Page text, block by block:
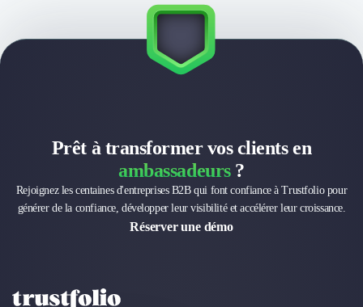
Conception & Aménagement de Bureaux
Office Management
Développement à l'international
Gestion Immobilière
Désinfection & décontamination
Prêt à transformer vos clients en
ambassadeurs?
Rejoignez les centaines d'entreprises B2B qui font confiance à Trustfolio pour
générer de la confiance, développer leur visibilité et accélérer leur croissance.
Réserver une démo